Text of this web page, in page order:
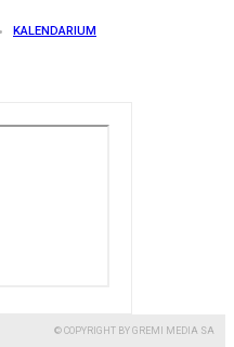
KALENDARIUM
© COPYRIGHT BY GREMI MEDIA SA